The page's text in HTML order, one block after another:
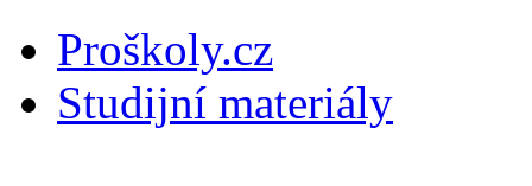
Proškoly.cz
Studijní materiály